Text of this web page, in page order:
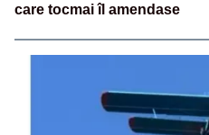
care tocmai îl amendase